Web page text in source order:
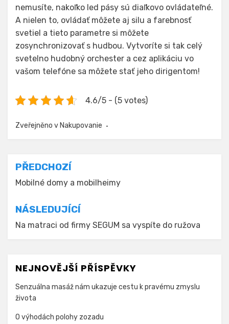
nemusíte, nakoľko led pásy sú diaľkovo ovládateľné.
A nielen to, ovládať môžete aj silu a farebnosť
svetiel a tieto parametre si môžete
zosynchronizovať s hudbou. Vytvoríte si tak celý
svetelno hudobný orchester a cez aplikáciu vo
vašom telefóne sa môžete stať jeho dirigentom!
4.6/5 - (5 votes)
Zveřejněno v Nakupovanie
Navigace
pro
příspěvek
PŘEDCHOZÍ
Mobilné domy a mobilheimy
NÁSLEDUJÍCÍ
Na matraci od firmy SEGUM sa vyspíte do ružova
NEJNOVĚJŠÍ PŘÍSPĚVKY
Senzuálna masáž nám ukazuje cestu k pravému zmyslu
života
O výhodách polohy zozadu